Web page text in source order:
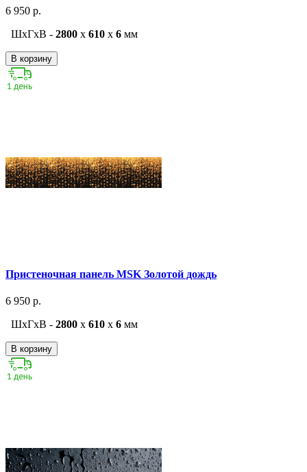
6 950 р.
ШxГxВ - 2800 x 610 x 6 мм
В корзину
Пристеночная панель MSK Золотой дождь
6 950 р.
ШxГxВ - 2800 x 610 x 6 мм
В корзину